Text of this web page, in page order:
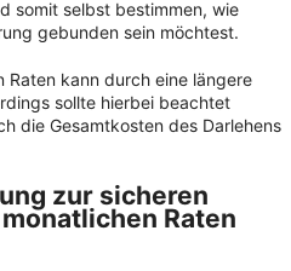
somit selbst bestimmen, wie
gebunden sein möchtest.
Raten kann durch eine längere
sollte hierbei beachtet
die Gesamtkosten des Darlehens
zur sicheren
Raten